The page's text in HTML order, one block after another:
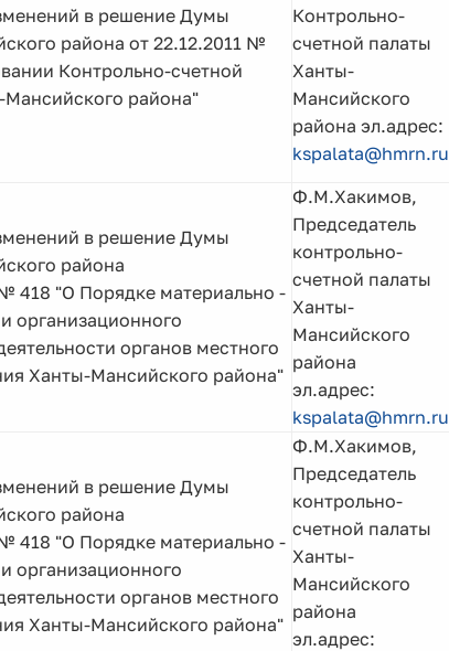
в решение Думы
района от 22.12.2011 №
Контрольно-счетной
района"
Контрольно-
счетной палаты
Ханты-
Мансийского
района эл.адрес:
kspalata@hmrn.ru
в решение Думы
района
418 "О Порядке материально -
организационного
органов местного
Ханты-Мансийского района"
Ф.М.Хакимов,
Председатель
контрольно-
счетной палаты
Ханты-
Мансийского
района
эл.адрес:
kspalata@hmrn.ru
в решение Думы
района
418 "О Порядке материально -
организационного
органов местного
Ханты-Мансийского района"
Ф.М.Хакимов,
Председатель
контрольно-
счетной палаты
Ханты-
Мансийского
района
эл.адрес: